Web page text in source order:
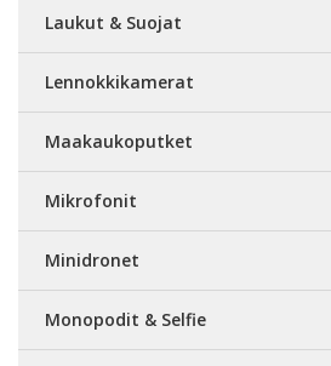
Laukut & Suojat
Lennokkikamerat
Maakaukoputket
Mikrofonit
Minidronet
Monopodit & Selfie